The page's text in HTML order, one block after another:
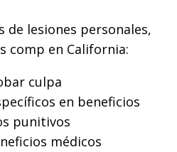
de lesiones personales,
comp en California:
culpa
en beneficios
punitivos
médicos